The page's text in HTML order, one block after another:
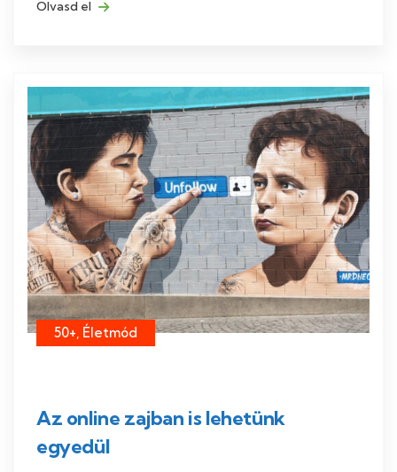
Olvasd el
50+, Életmód
Az online zajban is lehetünk
egyedül